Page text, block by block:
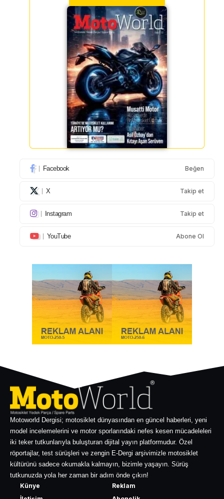
Facebook Beğen
X Takip et
Instagram Takip et
YouTube Abone Ol
Motoworld Dergisi; motosiklet dünyasından en güncel haberleri, yeni
model incelemelerini ve motor sporlarındaki nefes kesen mücadeleleri
iki teker tutkunlarıyla buluşturan dijital yayın platformudur. Özel
röportajlar, test sürüşleri ve zengin E-Dergi arşivimizle motosiklet
kültürünü sadece okumakla kalmayın, bizimle yaşayın. Sürüş
tutkunuzda yola her zaman bir adım önde çıkın!
Künye
Reklam